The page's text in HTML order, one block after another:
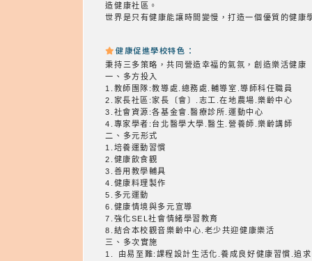
造健康社區。
世界是只有健康能讓時間變慢，打造一個優質的健
健康促進學校特色：
秉持三多策略，共同營造幸福的氣氛，創造樂活健康
一、多方投入
1.教師團隊:教導處.總務處.輔導室.導師科任職員
2.家長社區:家長〔會〕.志工.在地農場.樂齡中心
3.社會資源:各基金會.醫療診所.運動中心
4.專家學者:台北醫學大學.醫生.營養師.樂齡講師
二、多元形式
1.培養運動習慣
2.健康飲食觀
3.善用教學輔具
4.健康料理製作
5.多元運動
6.健康情境與多元宣導
7.強化SEL社會情緒學習教育
8.結合本校觀音樂齡中心.老少共迎健康樂活
三、多次實施
1. 由易至難:課程設計生活化.養成良好健康習慣.追